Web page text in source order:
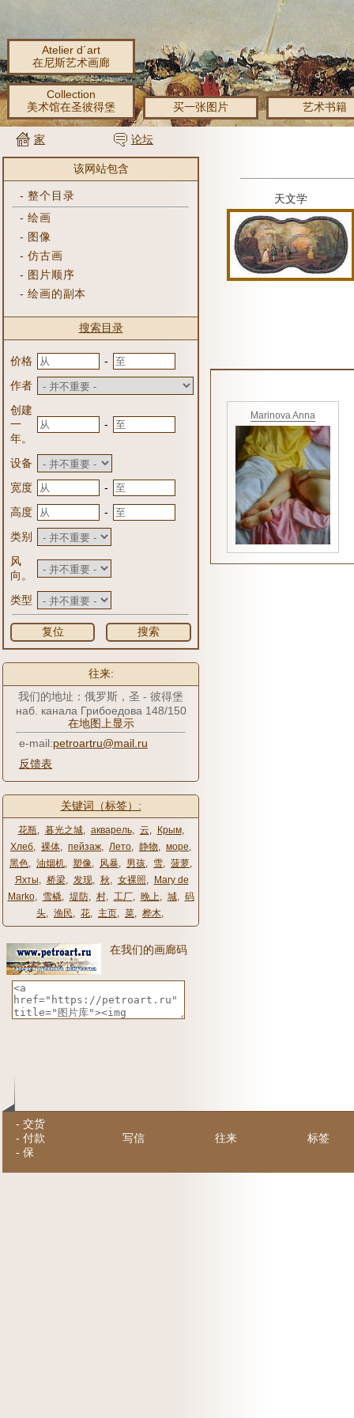
Atelier d´art
在尼斯艺术画廊
Collection
美术馆在圣彼得堡
买一张图片 艺术书籍
家 论坛
该网站包含
-整个目录
-绘画
- 图像
-仿古画
- 图片顺序
-绘画的副本
搜索目录
价格
-
作者
创建
一
年。
-
设备
宽度
-
高度
-
类别
风
向。
类型
复位 搜索
往来:
我们的地址：俄罗斯，圣 - 彼得堡
наб. канала Грибоедова 148/150
在地图上显示
e-mail:petroartru@mail.ru
反馈表
关键词（标签）:
花瓶, 暮光之城, акварель, 云, Крым,
Хлеб, 裸体, пейзаж, Лето, 静物, море,
黑色, 油烟机, 塑像, 风暴, 男孩, 雪, 菠萝,
Яхты, 桥梁, 发现, 秋, 女裸照,
Mary de
Marko, 雪橇, 堤防, 村, 工厂, 晚上, 城, 码
头, 渔民, 花, 主页, 菜, 桦木,
在我们的画廊码
天文学
Marinova Anna
- 交货
- 付款
- 保
写信 往来 标签